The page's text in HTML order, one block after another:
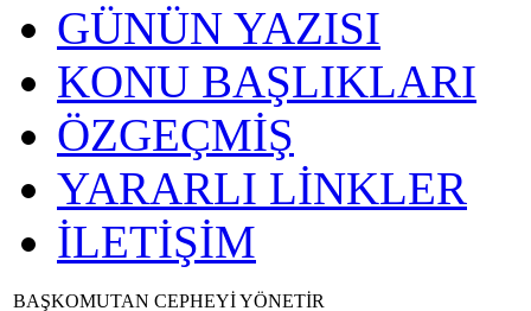
GÜNÜN YAZISI
KONU BAŞLIKLARI
ÖZGEÇMİŞ
YARARLI LİNKLER
İLETİŞİM
BAŞKOMUTAN CEPHEYİ YÖNETİR